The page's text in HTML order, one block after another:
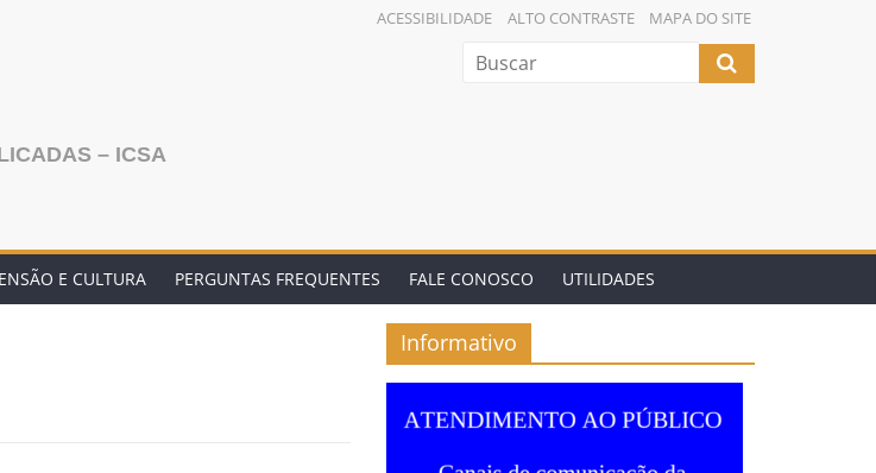
ACESSIBILIDADE ALTO CONTRASTE MAPA DO SITE
– ICSA
E CULTURA PERGUNTAS FREQUENTES FALE CONOSCO UTILIDADES
Informativo